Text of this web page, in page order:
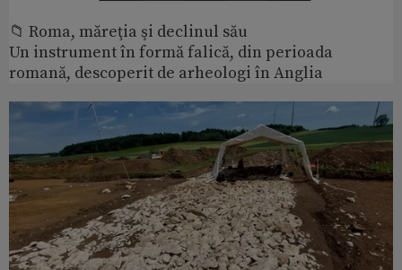
📁 Roma, măreţia şi declinul său
Un instrument în formă falică, din perioada
romană, descoperit de arheologi în Anglia